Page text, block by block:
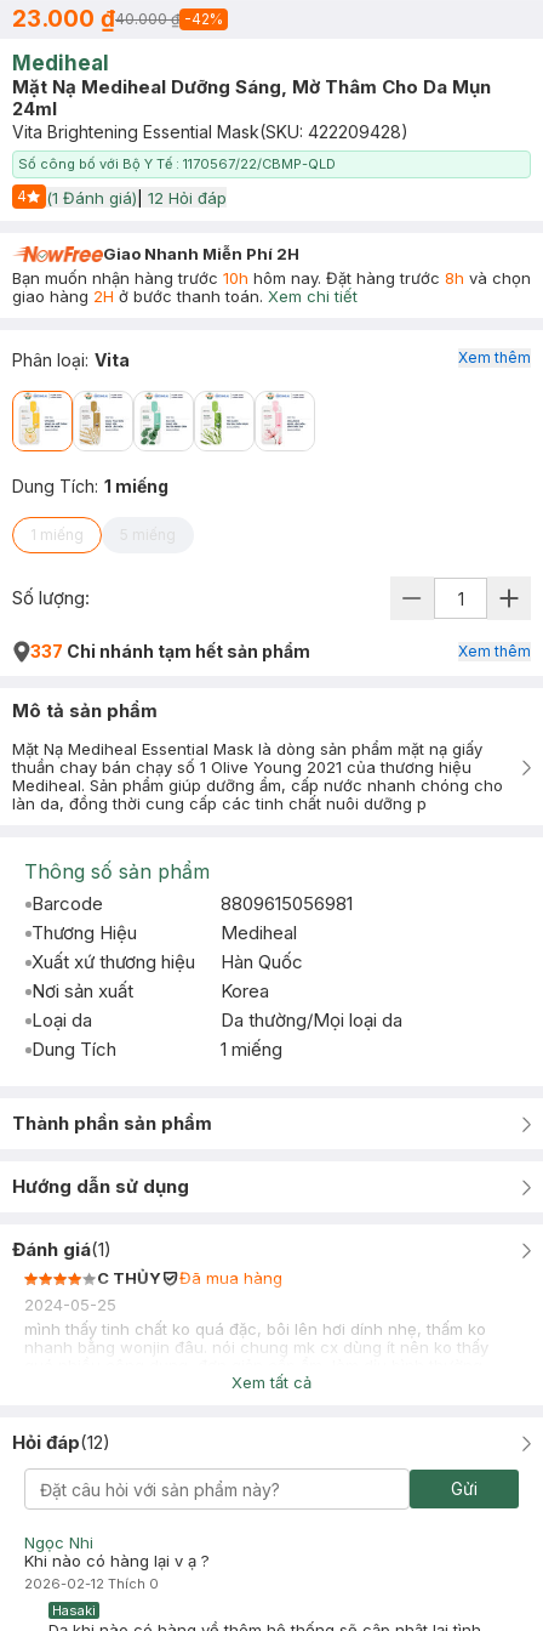
23.000 ₫40.000 ₫ -42%
Mediheal
Mặt Nạ Mediheal Dưỡng Sáng, Mờ Thâm Cho Da Mụn
24ml
Vita Brightening Essential Mask(SKU: 422209428)
Số công bố với Bộ Y Tế : 1170567/22/CBMP-QLD
4
Start Icon
(1 Đánh giá) 12 Hỏi đáp
Giao Nhanh Miễn Phí 2H
Bạn muốn nhận hàng trước 10h hôm nay. Đặt hàng trước 8h và chọn
giao hàng 2H ở bước thanh toán. Xem chi tiết
Phân loại: Vita
Dung Tích: 1 miếng
1 miếng 5 miếng
Xem thêm
Số lượng:
337 Chi nhánh tạm hết sản phẩm Xem thêm
Mô tả sản phẩm
Mặt Nạ Mediheal Essential Mask là dòng sản phẩm mặt nạ giấy
thuần chay bán chạy số 1 Olive Young 2021 của thương hiệu
Mediheal. Sản phẩm giúp dưỡng ẩm, cấp nước nhanh chóng cho
làn da, đồng thời cung cấp các tinh chất nuôi dưỡng p
Thông số sản phẩm
Barcode
8809615056981
Thương Hiệu
Mediheal
Xuất xứ thương hiệu
Hàn Quốc
Nơi sản xuất
Korea
Loại da
Da thường/Mọi loại da
Dung Tích
1 miếng
Thành phần sản phẩm
Hướng dẫn sử dụng
Đánh giá(1)
C THỦY
Đã mua hàng
2024-05-25
mình thấy tinh chất ko quá đặc, bôi lên hơi dính nhẹ, thấm ko
nhanh bằng wonjin đâu. nói chung mk cx dùng ít nên ko thấy
Xem tất cả
Hỏi đáp(12)
Gửi
Ngọc Nhi
Khi nào có hàng lại v ạ ?
2026-02-12 Thích 0
Hasaki